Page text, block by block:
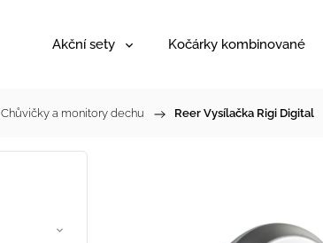
Akční sety Kočárky kombinované
Chůvičky a monitory dechu / Reer Vysílačka Rigi Digital